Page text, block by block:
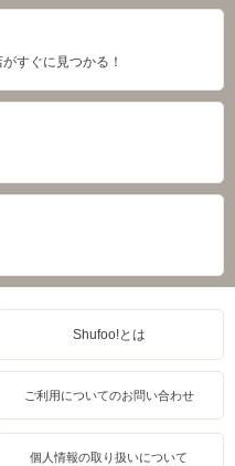
すぐに見つかる！
Shufoo!とは
ご利用についてのお問い合わせ
個人情報の取り扱いについて